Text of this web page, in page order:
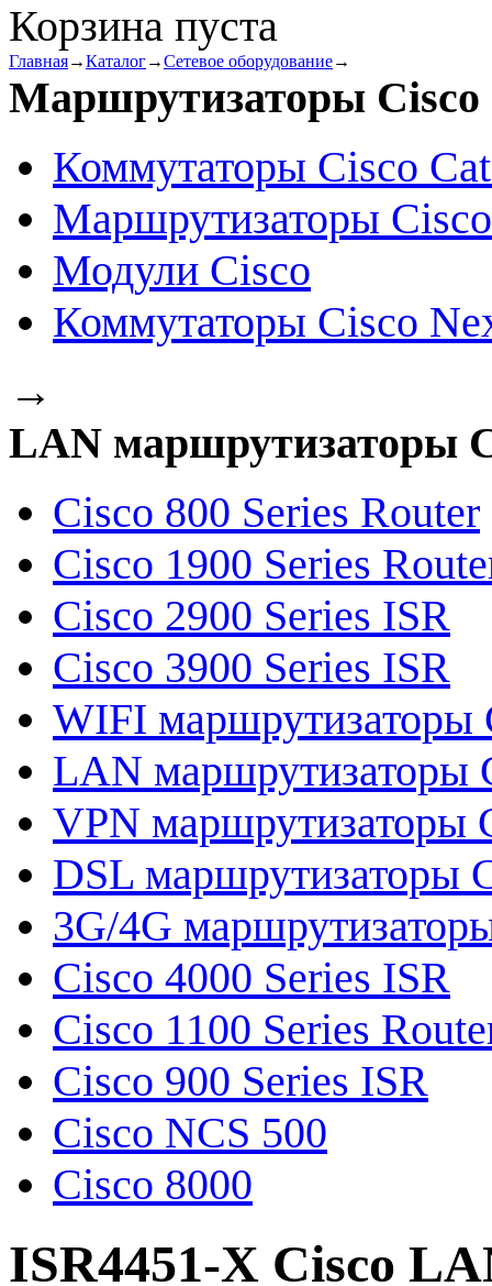
Корзина пуста
Главная→Каталог→Сетевое оборудование→
Маршрутизаторы Cisco
Коммутаторы Cisco
Маршрутизаторы Cisco
Модули Cisco
Коммутаторы Cisco
→
LAN маршрутизаторы
Cisco 800 Series Router
Cisco 1900 Series
Cisco 2900 Series ISR
Cisco 3900 Series ISR
WIFI маршрутизаторы
LAN маршрутизаторы
VPN маршрутизаторы
DSL маршрутизаторы
3G/4G
Cisco 4000 Series ISR
Cisco 1100 Series
Cisco 900 Series ISR
Cisco NCS 500
Cisco 8000
ISR4451-X Cisco